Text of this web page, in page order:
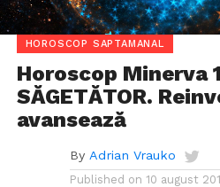
HOROSCOP SAPTAMANAL
Horoscop Minerva
SĂGETĂTOR.
avansează
By Adrian Vrauko
Published on 10 august